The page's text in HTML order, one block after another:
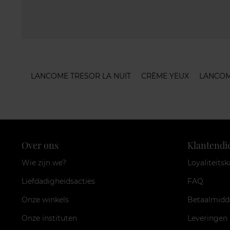
LANCOME TRESOR LA NUIT CRÈME YEUX
Over ons
Wie zijn we?
Liefdadigheidsacties
Onze winkels
Onze instituten
FAQ
Leveringen